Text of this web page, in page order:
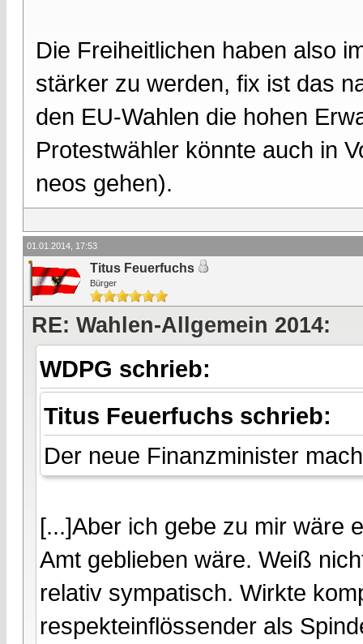
Die Freiheitlichen haben also
stärker zu werden, fix ist das
den EU-Wahlen die hohen
Protestwähler könnte auch in
neos gehen).
01.01.2014, 17:53
Titus Feuerfuchs
Bürger
RE: Wahlen-Allgemein 2014:
WDPG schrieb:
Titus Feuerfuchs schrieb:
Der neue Finanzminister
[...]Aber ich gebe zu mir wäre
Amt geblieben wäre. Weiß
relativ sympatisch. Wirkte
respekteinflössender als